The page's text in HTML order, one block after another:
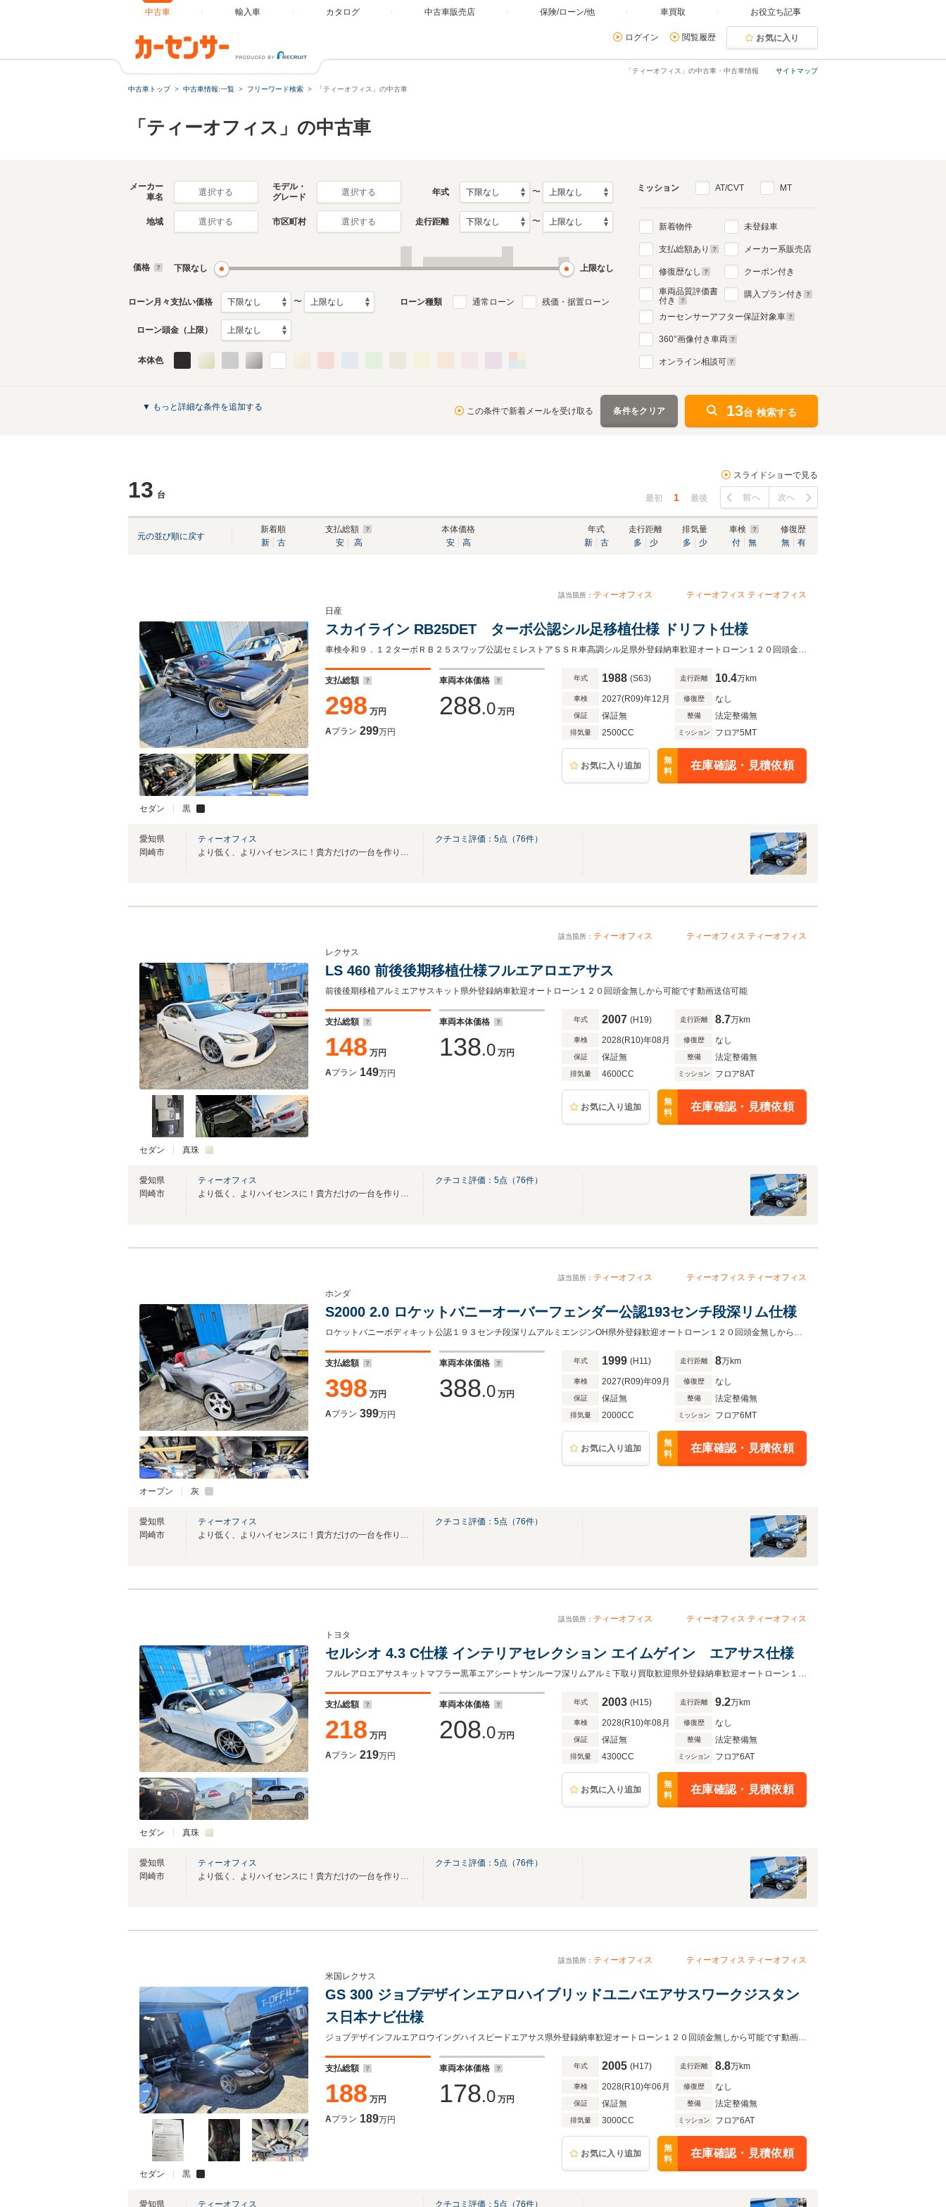
中古車 輸入車 カタログ 中古車販売店 保険/ローン/他 車買取 お役立ち記事
ログイン 閲覧履歴 お気に入り
サイトマップ
「ティーオフィス」の中古車・中古車情報
中古車トップ 中古車情報:一覧 フリーワード検索 「ティーオフィス」の中古車
「ティーオフィス」の中古車
メーカー
車名
選択する
モデル・
グレード
選択する 年式 〜
地域 選択する 市区町村 選択する 走行距離 〜
価格 下限なし 上限なし
ローン月々支払い価格 〜 ローン種類 通常ローン 残価・据置ローン
ローン頭金（上限）
本体色
ミッション AT/CVT MT
新着物件
支払総額あり
修復歴なし
車両品質評価書
付き
未登録車
メーカー系販売店
クーポン付き
購入プラン付き
カーセンサーアフター保証対象車
360°画像付き車両
オンライン相談可
▼ もっと詳細な条件を追加する この条件で新着メールを受け取る 条件をクリア 13台 検索する
13 台
スライドショーで見る
最初 1 最後 前へ 次へ
元の並び順に戻す
新着順
新
古
支払総額
安
高
本体価格
安
高
年式
新
古
走行距離
多
少
排気量
多
少
車検
付
無
修復歴
無
有
該当箇所： ティーオフィス ティーオフィス ティーオフィス
セダン 黒
日産
スカイライン RB25DET ターボ公認シル足移植仕様 ドリフト仕様
車検令和９．１２ターボＲＢ２５スワップ公認セミレストアＳＳＲ車高調シル足県外登録納車歓迎オートローン１２０回頭金無しから可能動画送信歓迎
支払総額
298 万円
車両本体価格
288.0 万円
Aプラン 299万円
年式 1988 (S63) 走行距離 10.4万km
車検 2027(R09)年12月 修復歴 なし
保証 保証無 整備 法定整備無
排気量 2500CC ミッション フロア5MT
お気に入り追加
無
料
在庫確認・見積依頼
愛知県
岡崎市
ティーオフィス
より低く、よりハイセンスに！貴方だけの一台を作ります！
クチコミ評価： 5点（76件）
該当箇所： ティーオフィス ティーオフィス ティーオフィス
セダン 真珠
レクサス
LS 460 前後後期移植仕様フルエアロエアサス
前後後期移植アルミエアサスキット県外登録納車歓迎オートローン１２０回頭金無しから可能です動画送信可能
支払総額
148 万円
車両本体価格
138.0 万円
Aプラン 149万円
年式 2007 (H19) 走行距離 8.7万km
車検 2028(R10)年08月 修復歴 なし
保証 保証無 整備 法定整備無
排気量 4600CC ミッション フロア8AT
お気に入り追加
無
料
在庫確認・見積依頼
愛知県
岡崎市
ティーオフィス
より低く、よりハイセンスに！貴方だけの一台を作ります！
クチコミ評価： 5点（76件）
該当箇所： ティーオフィス ティーオフィス ティーオフィス
オープン 灰
ホンダ
S2000 2.0 ロケットバニーオーバーフェンダー公認193センチ段深リム仕様
ロケットバニーボディキット公認１９３センチ段深リムアルミエンジンOH県外登録歓迎オートローン１２０回頭金無しから可能です動画送信可能
支払総額
398 万円
車両本体価格
388.0 万円
Aプラン 399万円
年式 1999 (H11) 走行距離 8万km
車検 2027(R09)年09月 修復歴 なし
保証 保証無 整備 法定整備無
排気量 2000CC ミッション フロア6MT
お気に入り追加
無
料
在庫確認・見積依頼
愛知県
岡崎市
ティーオフィス
より低く、よりハイセンスに！貴方だけの一台を作ります！
クチコミ評価： 5点（76件）
該当箇所： ティーオフィス ティーオフィス ティーオフィス
セダン 真珠
トヨタ
セルシオ 4.3 C仕様 インテリアセレクション エイムゲイン エアサス仕様
フルレアロエアサスキットマフラー黒革エアシートサンルーフ深リムアルミ下取り買取歓迎県外登録納車歓迎オートローン１２０回頭金無しから可能です動画送信可能
支払総額
218 万円
車両本体価格
208.0 万円
Aプラン 219万円
年式 2003 (H15) 走行距離 9.2万km
車検 2028(R10)年08月 修復歴 なし
保証 保証無 整備 法定整備無
排気量 4300CC ミッション フロア6AT
お気に入り追加
無
料
在庫確認・見積依頼
愛知県
岡崎市
ティーオフィス
より低く、よりハイセンスに！貴方だけの一台を作ります！
クチコミ評価： 5点（76件）
該当箇所： ティーオフィス ティーオフィス ティーオフィス
セダン 黒
米国レクサス
GS 300 ジョブデザインエアロハイブリッドユニバエアサスワークジスタン
ス日本ナビ仕様
ジョブデザインフルエアロウイングハイスピードエアサス県外登録納車歓迎オートローン１２０回頭金無しから可能です動画送信可能
支払総額
188 万円
車両本体価格
178.0 万円
Aプラン 189万円
年式 2005 (H17) 走行距離 8.8万km
車検 2028(R10)年06月 修復歴 なし
保証 保証無 整備 法定整備無
排気量 3000CC ミッション フロア6AT
お気に入り追加
無
料
在庫確認・見積依頼
愛知県 ティーオフィス クチコミ評価： 5点（76件）